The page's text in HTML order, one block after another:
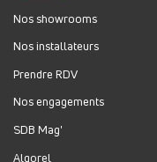
Mercredi :
Jeudi :
Vendredi :
Dimanche :Fermé
Nos showrooms
Nos installateurs
Prendre RDV
Nos engagements
SDB Mag'
Algorel